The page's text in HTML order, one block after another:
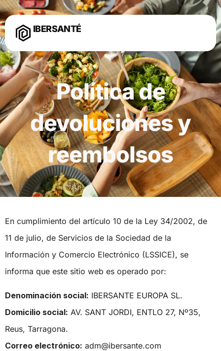
IBERSANTÉ
Política de
devoluciones y
reembolsos
En cumplimiento del artículo 10 de la Ley 34/2002, de
11 de julio, de Servicios de la Sociedad de la
Información y Comercio Electrónico (LSSICE), se
informa que este sitio web es operado por:
Denominación social: IBERSANTE EUROPA SL.
Domicilio social: AV. SANT JORDI, ENTLO 27, Nº35,
Reus, Tarragona.
Correo electrónico: adm@ibersante.com